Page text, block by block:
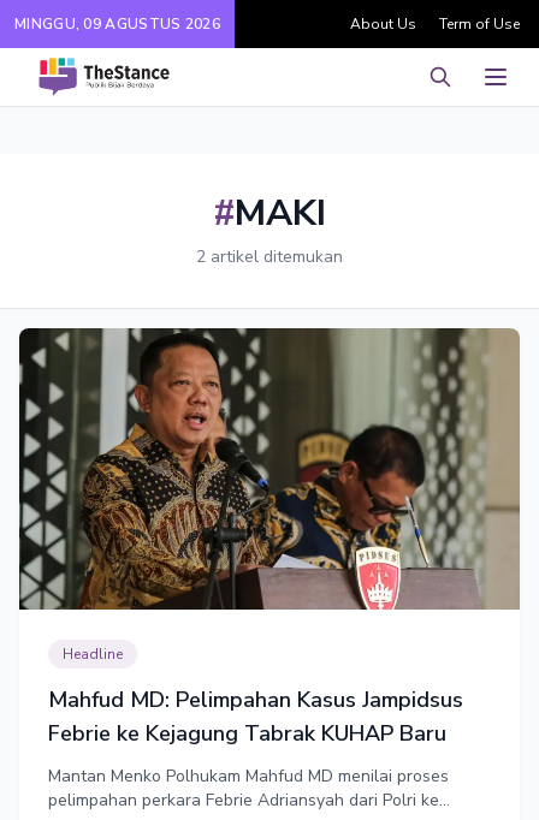
MINGGU, 09 AGUSTUS 2026 About Us Term of Use
Pencarian
#MAKI
2 artikel ditemukan
Headline
Mahfud MD: Pelimpahan Kasus Jampidsus
Febrie ke Kejagung Tabrak KUHAP Baru
Mantan Menko Polhukam Mahfud MD menilai proses
pelimpahan perkara Febrie Adriansyah dari Polri ke